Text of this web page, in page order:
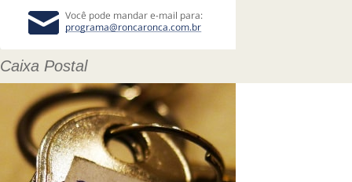
Caixa Postal